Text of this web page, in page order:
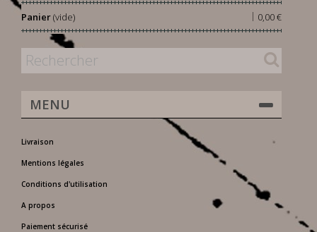
Panier 0,00 €
|
(vide)
MENU
Livraison
Mentions légales
Conditions d'utilisation
A propos
Paiement sécurisé